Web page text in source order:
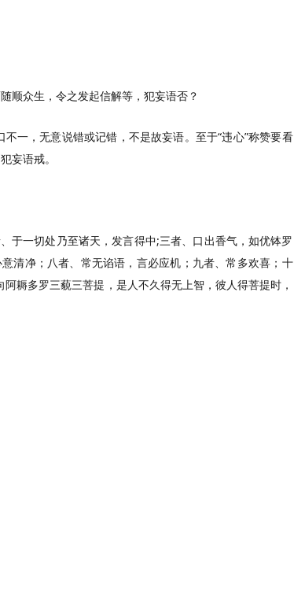
顺众生，令之发起信解等，犯妄语否？
一，无意说错或记错，不是故妄语。至于“违心”称赞要看
妄语戒。
于一切处乃至诸天，发言得中;三者、口出香气，如优钵罗
清净；八者、常无谄语，言必应机；九者、常多欢喜；十
耨多罗三藐三菩提，是人不久得无上智，彼人得菩提时，